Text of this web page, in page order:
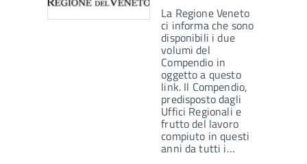
La Regione Veneto
ci informa che sono
disponibili i due
volumi del
Compendio in
oggetto a questo
link. Il Compendio,
predisposto dagli
Uffici Regionali e
frutto del lavoro
compiuto in questi
anni da tutti i…